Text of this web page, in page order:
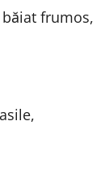
frumos,